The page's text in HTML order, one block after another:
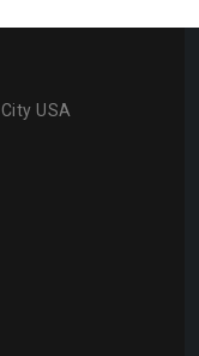
USA